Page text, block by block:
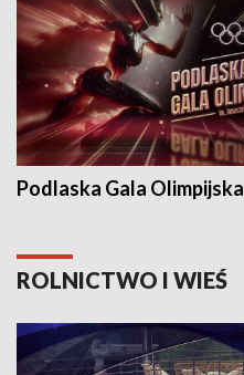
Podlaska Gala Olimpijska
ROLNICTWO I WIEŚ